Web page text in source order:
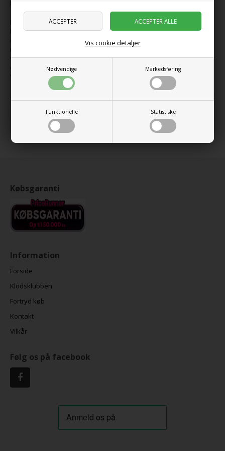
Nødvendige Markedsføring
Funktionelle Statistiske
Vis cookie detaljer
Indeholder 261 dele.
Leg, at du tager det perfekte billede med dette superseje Retro-
kamera. Når du har lagt filmen i og taget dit billede, kan du
ombygge sættet til et videokamera med en klap, der kan åbnes, et
retro-tv med en antenne, eller du kan bygge dit eget stykke
vintageteknologi. Med hver model kan du finde på sjove historier
og skabe en iøjnefaldende udstillingsgenstand. Hvad vil du bygge?
Valget er dit med det her 3-i-1-sæt!
Udgivet år
2024
Udgår år
2027
Købsgaranti
Information
Forside
Klodsklubben
Fortryd køb
Kontakt
Vilkår
Følg os på facebook